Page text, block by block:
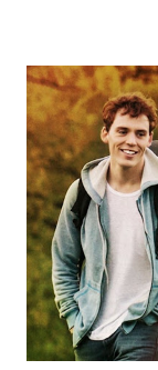
encantadoras. O
tanto que eu
mergulhei na
Broadway, que
escritor Victor
Revolução
Jackman) rouba
acaba sendo
tentará